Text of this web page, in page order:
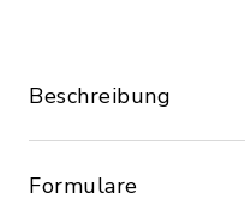
Beschreibung
Formulare